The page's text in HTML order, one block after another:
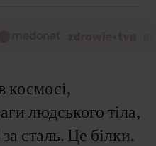
космосі,
людського тіла,
сталь. Це білки.